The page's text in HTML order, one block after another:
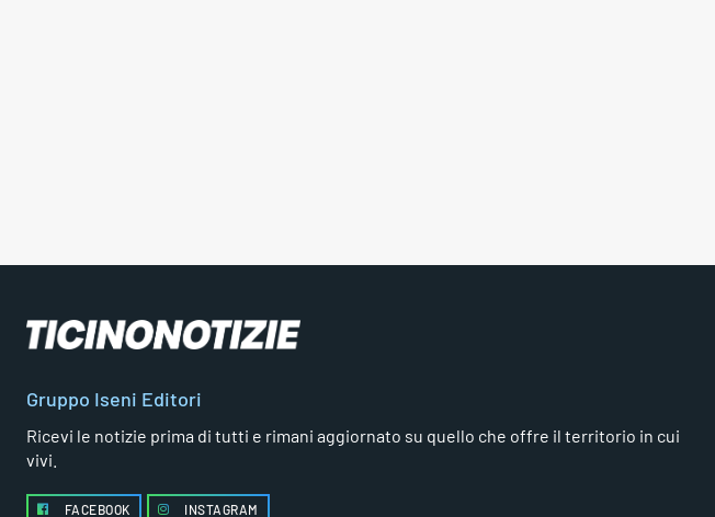
Gruppo Iseni Editori
Ricevi le notizie prima di tutti e rimani aggiornato su quello che offre il territorio in cui
vivi.
FACEBOOK INSTAGRAM